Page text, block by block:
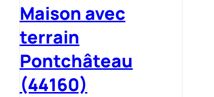
Maison avec
terrain
Pontchâteau
(44160)